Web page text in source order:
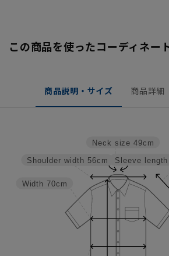
この商品を使ったコーディネー
商品説明・サイズ 商品詳細
Sleeve length
Neck size 49cm
Width 70cm
Shoulder width 56cm